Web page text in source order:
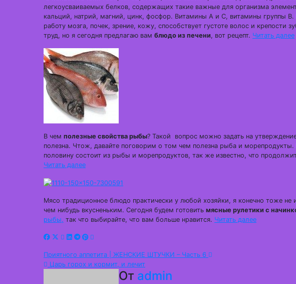
легкоусваиваемых белков, содержащих такие важные для организма
кальций, натрий, магний, цинк, фосфор. Витамины А и С, витамины группы В.
работу мозга, почек, зрение, кожу, способствует густоте волос и крепости
труд, но я сегодня предлагаю вам блюдо из печени, вот рецепт. Читать далее
В чем полезные свойства рыбы? Такой вопрос можно задать на
полезна. Чтож, давайте поговорим о том чем полезна рыба и
половину состоит из рыбы и морепродуктов, так же известно, что
Читать далее
Мясо традиционное блюдо практически у любой хозяйки, я конечно тоже не
чем нибудь вкусненьким. Сегодня будем готовить мясные рулетики с
рыбы, так что выбирайте, что вам больше нравится. Читать далее
Навигация
Приятного аппетита | ЖЕНСКИЕ ШТУЧКИ – Часть 6
Царь горох и кормит, и лечит
От admin